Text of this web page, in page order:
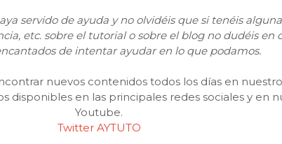
servido de ayuda y no olvidéis que si tenéis
etc. sobre el tutorial o sobre el blog no dudéis en
de intentar ayudar en lo que podamos.
nuevos contenidos todos los días en
disponibles en las principales redes sociales y en
Youtube.
Twitter AYTUTO